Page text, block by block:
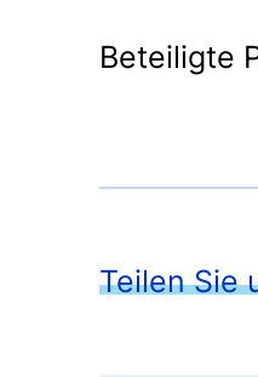
Beteiligte
Teilen Sie